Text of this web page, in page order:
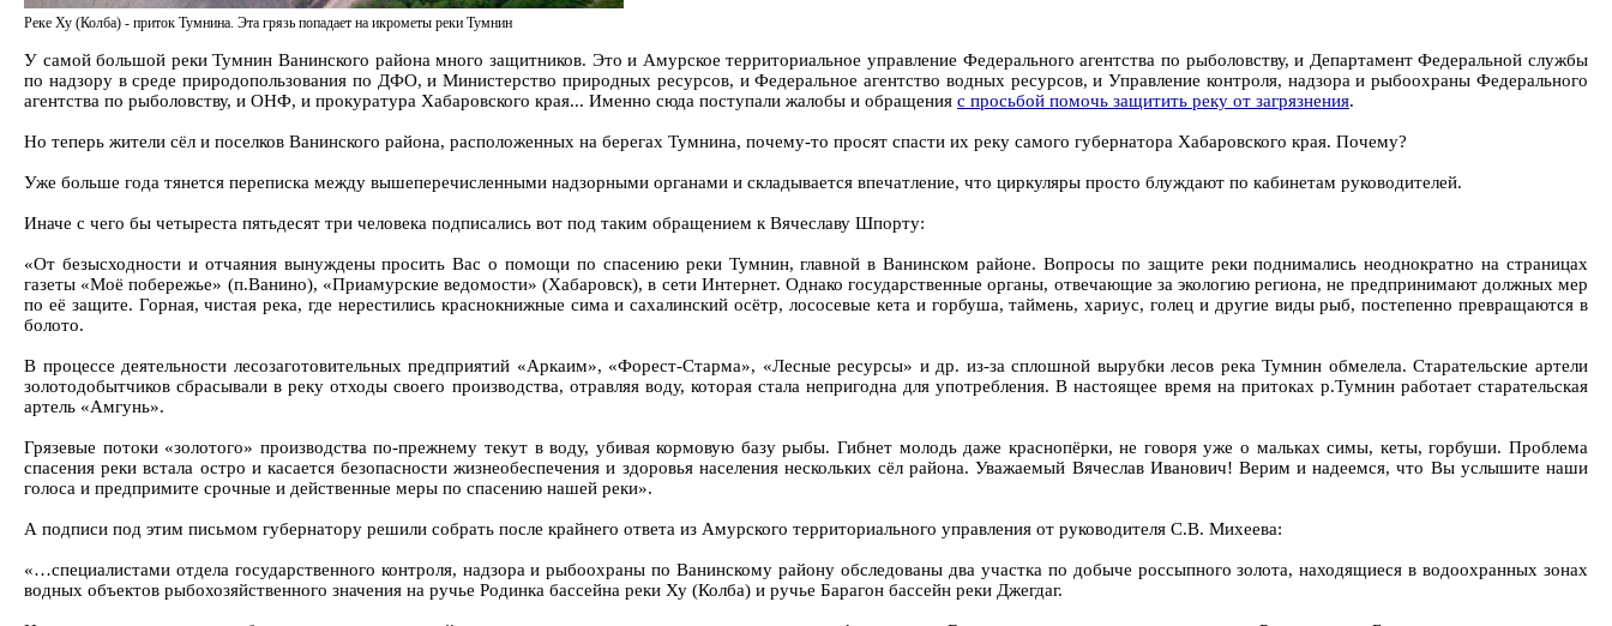
Реке Ху (Колба) - приток Тумнина. Эта грязь попадает на икрометы реки Тумнин
У самой большой реки Тумнин Ванинского района много защитников. Это и Амурское территориальное управление Федерального агентства по рыболовству, и Департамент Федеральной службы
по надзору в среде природопользования по ДФО, и Министерство природных ресурсов, и Федеральное агентство водных ресурсов, и Управление контроля, надзора и рыбоохраны Федерального
агентства по рыболовству, и ОНФ, и прокуратура Хабаровского края... Именно сюда поступали жалобы и обращения с просьбой помочь защитить реку от загрязнения.
Но теперь жители сёл и поселков Ванинского района, расположенных на берегах Тумнина, почему-то просят спасти их реку самого губернатора Хабаровского края. Почему?
Уже больше года тянется переписка между вышеперечисленными надзорными органами и складывается впечатление, что циркуляры просто блуждают по кабинетам руководителей.
Иначе с чего бы четыреста пятьдесят три человека подписались вот под таким обращением к Вячеславу Шпорту:
«От безысходности и отчаяния вынуждены просить Вас о помощи по спасению реки Тумнин, главной в Ванинском районе. Вопросы по защите реки поднимались неоднократно на страницах
газеты «Моё побережье» (п.Ванино), «Приамурские ведомости» (Хабаровск), в сети Интернет. Однако государственные органы, отвечающие за экологию региона, не предпринимают должных мер
по её защите. Горная, чистая река, где нерестились краснокнижные сима и сахалинский осётр, лососевые кета и горбуша, таймень, хариус, голец и другие виды рыб, постепенно превращаются в
болото.
В процессе деятельности лесозаготовительных предприятий «Аркаим», «Форест-Старма», «Лесные ресурсы» и др. из-за сплошной вырубки лесов река Тумнин обмелела. Старательские артели
золотодобытчиков сбрасывали в реку отходы своего производства, отравляя воду, которая стала непригодна для употребления. В настоящее время на притоках р.Тумнин работает старательская
артель «Амгунь».
Грязевые потоки «золотого» производства по-прежнему текут в воду, убивая кормовую базу рыбы. Гибнет молодь даже краснопёрки, не говоря уже о мальках симы, кеты, горбуши. Проблема
спасения реки встала остро и касается безопасности жизнеобеспечения и здоровья населения нескольких сёл района. Уважаемый Вячеслав Иванович! Верим и надеемся, что Вы услышите наши
голоса и предпримите срочные и действенные меры по спасению нашей реки».
А подписи под этим письмом губернатору решили собрать после крайнего ответа из Амурского территориального управления от руководителя С.В. Михеева:
«…специалистами отдела государственного контроля, надзора и рыбоохраны по Ванинскому району обследованы два участка по добыче россыпного золота, находящиеся в водоохранных зонах
водных объектов рыбохозяйственного значения на ручье Родинка бассейна реки Ху (Колба) и ручье Барагон бассейн реки Джегдаг.